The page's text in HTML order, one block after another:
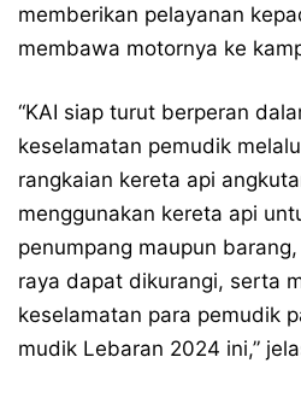
memberikan pelayanan
membawa motornya ke
“KAI siap turut berperan
keselamatan pemudik
rangkaian kereta api
menggunakan kereta api
penumpang maupun
raya dapat dikurangi, serta
keselamatan para pemudik
mudik Lebaran 2024 ini,”